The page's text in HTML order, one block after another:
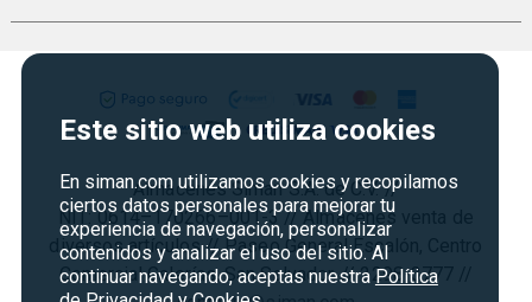
Este sitio web utiliza cookies
En siman.com utilizamos cookies y recopilamos
ciertos datos personales para mejorar tu
experiencia de navegación, personalizar
contenidos y analizar el uso del sitio. Al
continuar navegando, aceptas nuestra Política
Credisiman
Vende en Marketplace
Política de Privacidad
Derecho de Retracto
Condiciones de uso
Términos y condiciones
Cyber Monday
Agosto es diversión
Almacenes Siman S.A. de C.V. //
NIT: 0614–170266–001-3 // Almacenes venta de
diversos artículos // Paseo General Escalón, Centro
Comercial Galerías, San Salvador. // 2298-3777 //